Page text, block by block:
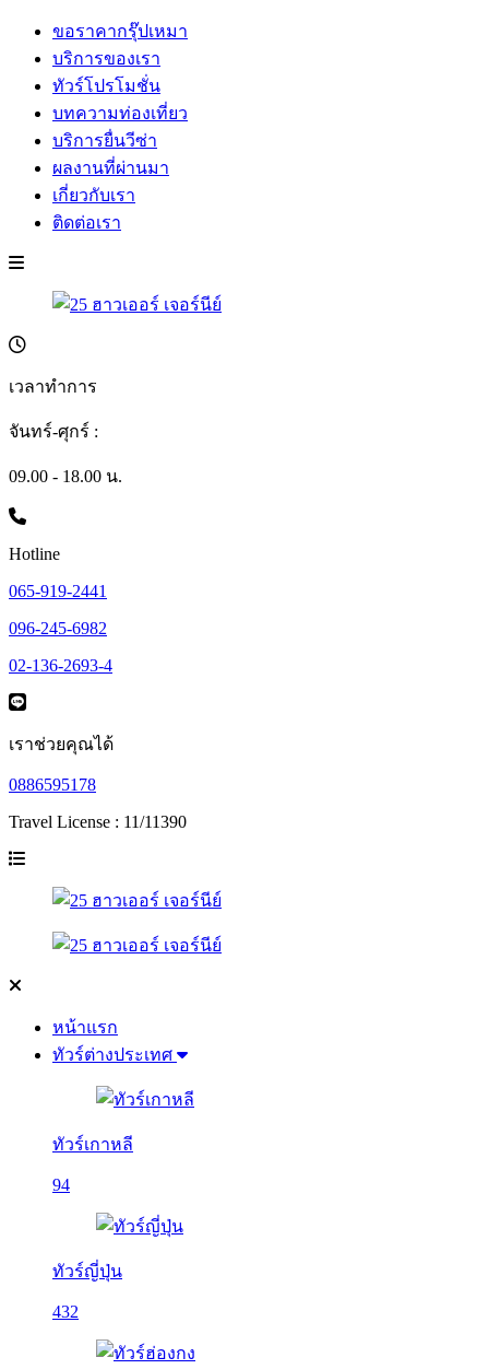
ขอราคากรุ๊ปเหมา
บริการของเรา
ทัวร์โปรโมชั่น
บทความท่องเที่ยว
บริการยื่นวีซ่า
ผลงานที่ผ่านมา
เกี่ยวกับเรา
ติดต่อเรา
เวลาทำการ
จันทร์-ศุกร์ :
09.00 - 18.00 น.
Hotline
065-919-2441
096-245-6982
02-136-2693-4
เราช่วยคุณได้
0886595178
Travel License : 11/11390
หน้าแรก
ทัวร์ต่างประเทศ
ทัวร์เกาหลี
94
ทัวร์ญี่ปุ่น
432